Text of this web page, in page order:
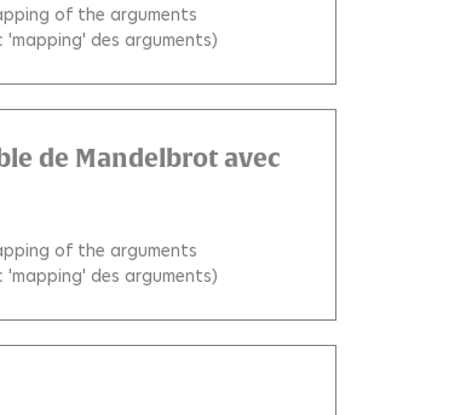
of the arguments
des arguments)
de Mandelbrot avec
of the arguments
des arguments)